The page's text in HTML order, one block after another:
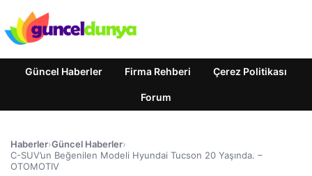
Güncel Haberler Firma Rehberi Çerez Politikası
Forum
Haberler›Güncel Haberler›
C-SUV’un Beğenilen Modeli Hyundai Tucson 20 Yaşında. –
OTOMOTIV